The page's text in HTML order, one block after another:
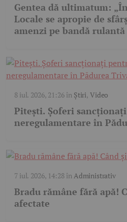
Gentea dă ultimatum:
Locale se apropie de
amenzi pe bandă rulantă
8 iul. 2026, 21:26în Știri,Video
Pitești. Șoferi
neregulamentare în
7 iul. 2026, 14:28în Administrativ
Bradu rămâne fără apă!
afectate